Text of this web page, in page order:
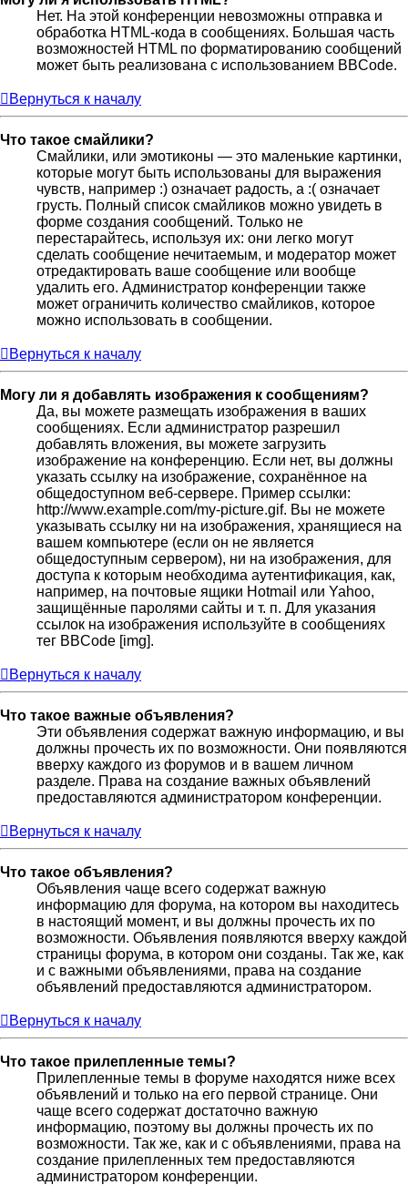
Нет. На этой конференции невозможны отправка и
обработка HTML-кода в сообщениях. Большая часть
возможностей HTML по форматированию сообщений
может быть реализована с использованием BBCode.
Вернуться к началу
Что такое смайлики?
Смайлики, или эмотиконы — это маленькие картинки,
которые могут быть использованы для выражения
чувств, например :) означает радость, а :( означает
грусть. Полный список смайликов можно увидеть в
форме создания сообщений. Только не
перестарайтесь, используя их: они легко могут
сделать сообщение нечитаемым, и модератор может
отредактировать ваше сообщение или вообще
удалить его. Администратор конференции также
может ограничить количество смайликов, которое
можно использовать в сообщении.
Вернуться к началу
Могу ли я добавлять изображения к сообщениям?
Да, вы можете размещать изображения в ваших
сообщениях. Если администратор разрешил
добавлять вложения, вы можете загрузить
изображение на конференцию. Если нет, вы должны
указать ссылку на изображение, сохранённое на
общедоступном веб-сервере. Пример ссылки:
http://www.example.com/my-picture.gif. Вы не можете
указывать ссылку ни на изображения, хранящиеся на
вашем компьютере (если он не является
общедоступным сервером), ни на изображения, для
доступа к которым необходима аутентификация, как,
например, на почтовые ящики Hotmail или Yahoo,
защищённые паролями сайты и т. п. Для указания
ссылок на изображения используйте в сообщениях
тег BBCode [img].
Вернуться к началу
Что такое важные объявления?
Эти объявления содержат важную информацию, и вы
должны прочесть их по возможности. Они появляются
вверху каждого из форумов и в вашем личном
разделе. Права на создание важных объявлений
предоставляются администратором конференции.
Вернуться к началу
Что такое объявления?
Объявления чаще всего содержат важную
информацию для форума, на котором вы находитесь
в настоящий момент, и вы должны прочесть их по
возможности. Объявления появляются вверху каждой
страницы форума, в котором они созданы. Так же, как
и с важными объявлениями, права на создание
объявлений предоставляются администратором.
Вернуться к началу
Что такое прилепленные темы?
Прилепленные темы в форуме находятся ниже всех
объявлений и только на его первой странице. Они
чаще всего содержат достаточно важную
информацию, поэтому вы должны прочесть их по
возможности. Так же, как и с объявлениями, права на
создание прилепленных тем предоставляются
администратором конференции.